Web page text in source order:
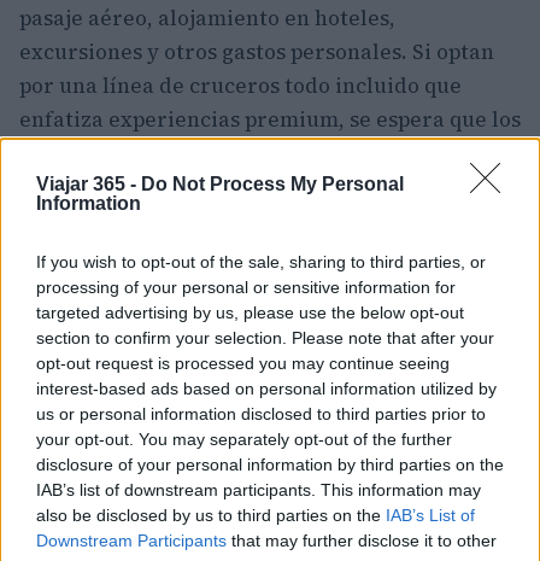
Viajar 365 - Do Not Process My Personal
Information
If you wish to opt-out of the sale, sharing to third parties, or
processing of your personal or sensitive information for
targeted advertising by us, please use the below opt-out
section to confirm your selection. Please note that after your
opt-out request is processed you may continue seeing
interest-based ads based on personal information utilized by
us or personal information disclosed to third parties prior to
your opt-out. You may separately opt-out of the further
disclosure of your personal information by third parties on the
IAB’s list of downstream participants. This information may
also be disclosed by us to third parties on the IAB’s List of
Downstream Participants that may further disclose it to other
pasaje aéreo, alojamiento en hoteles,
excursiones y otros gastos personales. Si optan
por una línea de cruceros todo incluido que
enfatiza experiencias premium, se espera que los
Aunque el precio puede parecer elevado, vale la
barcos grandes, que pueden alcanzar precios
similares o incluso superiores. Por ejemplo, los
barcos más nuevos de líneas importantes como
Royal Caribbean también pueden costar miles de
dólares por persona, especialmente para
itinerarios de alta demanda. Además, los
cruceros fluviales a menudo brindan una
oportunidad única para explorar diversos
destinos en Europa y Asia, lo que hace que la